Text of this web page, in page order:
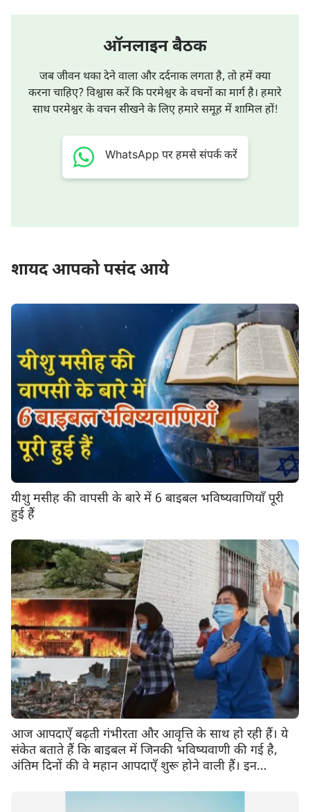
ऑनलाइन बैठक
जब जीवन थका देने वाला और दर्दनाक लगता है, तो हमें क्या
करना चाहिए? विश्वास करें कि परमेश्वर के वचनों का मार्ग है। हमारे
साथ परमेश्वर के वचन सीखने के लिए हमारे समूह में शामिल हों!
WhatsApp पर हमसे संपर्क करें
शायद आपको पसंद आये
यीशु मसीह की वापसी के बारे में 6 बाइबल भविष्यवाणियाँ पूरी
हुई हैं
आज आपदाएँ बढ़ती गंभीरता और आवृत्ति के साथ हो रही हैं। ये
संकेत बताते हैं कि बाइबल में जिनकी भविष्यवाणी की गई है,
अंतिम दिनों की वे महान आपदाएँ शुरू होने वाली हैं। इन